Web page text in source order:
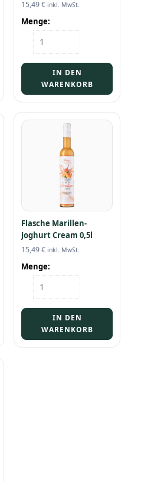
15,49€ inkl. MwSt.
Menge:
Flasche
Zwetschkenstrudel
MengeIN DEN
WARENKORB
Flasche Marillen-
Joghurt Cream 0,5l
15,49€ inkl. MwSt.
Menge:
Flasche
Marillen-
Cream
0,5l
Menge
IN DEN
WARENKORB